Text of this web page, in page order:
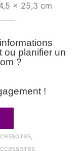
x 25,3 cm
ou planifier un
?
!
,
,